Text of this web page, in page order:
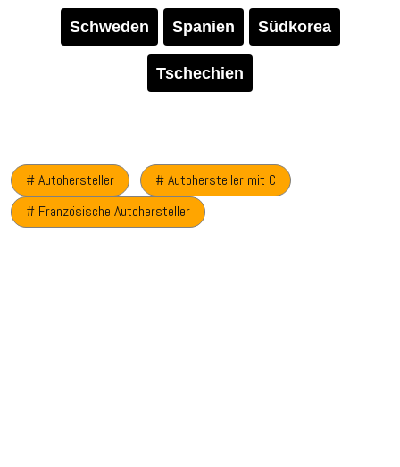
Schweden Spanien Südkorea
Tschechien
# Autohersteller
# Autohersteller mit C
# Französische Autohersteller